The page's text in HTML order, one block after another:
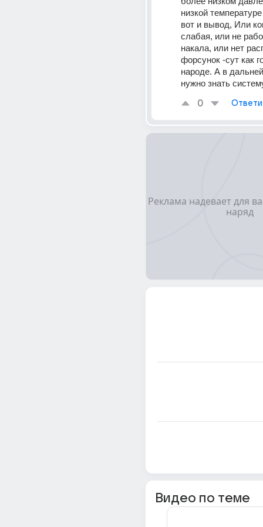
низкой
вот и вывод, Или
слабая, или не
накала, или нет
форсунок -сут как
народе. А в
нужно знать
0
Видео по теме